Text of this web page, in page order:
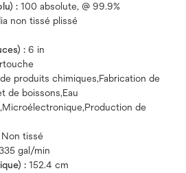
: 100 absolute, @ 99.9%
non tissé plissé
: 6 in
produits chimiques,Fabrication de
de boissons,Eau
de
Non tissé
gal/min
: 152.4 cm